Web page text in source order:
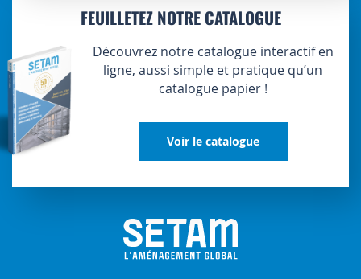
FEUILLETEZ NOTRE CATALOGUE
Découvrez notre catalogue interactif en
ligne, aussi simple et pratique qu’un
catalogue papier !
Voir le catalogue